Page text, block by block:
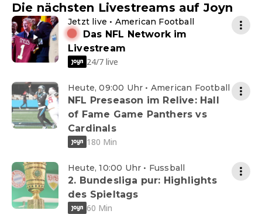
Die nächsten Livestreams auf Joyn
Jetzt live • American Football
Das NFL Network im
Livestream
24/7 live
Heute, 09:00 Uhr • American Football
NFL Preseason im Relive: Hall
of Fame Game Panthers vs
Cardinals
180 Min
Heute, 10:00 Uhr • Fussball
2. Bundesliga pur: Highlights
des Spieltags
60 Min